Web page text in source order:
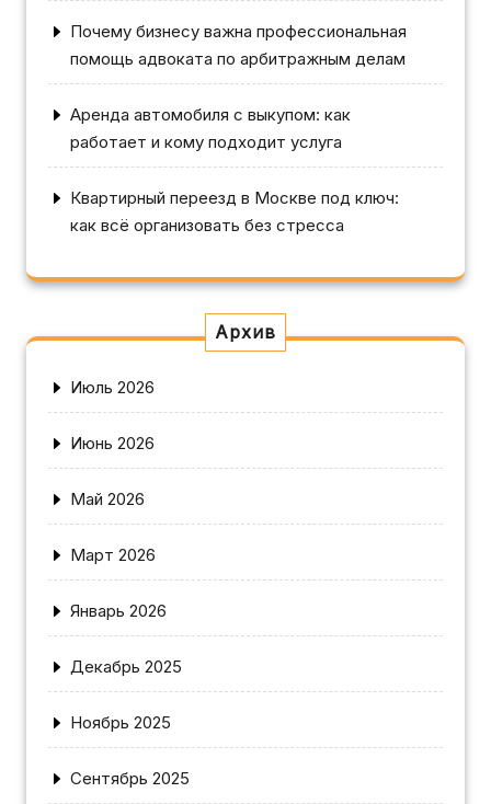
Почему бизнесу важна профессиональная
помощь адвоката по арбитражным делам
Аренда автомобиля с выкупом: как
работает и кому подходит услуга
Квартирный переезд в Москве под ключ:
как всё организовать без стресса
Архив
Июль 2026
Июнь 2026
Май 2026
Март 2026
Январь 2026
Декабрь 2025
Ноябрь 2025
Сентябрь 2025